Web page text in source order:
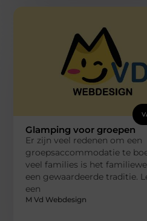
Glamping voor groepen
Er zijn veel redenen om een
groepsaccommodatie te
veel families is het
een gewaardeerde traditie.
een
M Vd Webdesign